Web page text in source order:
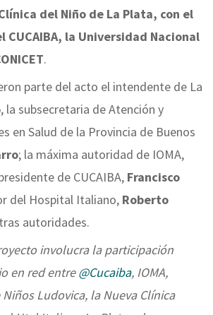
del Niño de La Plata, con el
CUCAIBA, la Universidad Nacional
.
parte del acto el intendente de La
, la subsecretaria de Atención y
en Salud de la Provincia de Buenos
; la máxima autoridad de IOMA,
de CUCAIBA, Francisco
del Hospital Italiano, Roberto
autoridades.
involucra la participación
en red entre@Cucaiba, IOMA,
Ludovica, la Nueva Clínica